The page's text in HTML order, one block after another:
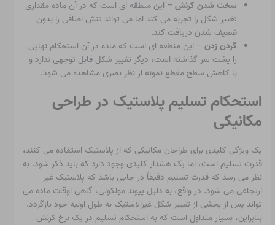
سخت شدن کرنش – این منطقه ای است که در آن ماده مقداری
تغییر شکل را تجربه می کند اما می تواند تنش اضافی را بدون
ضعیف شدن دریافت کند.
گردن زدن – این منطقه ای است که ماده در آن استحکام نهایی
را پشت سر گذاشته است، دیگر تغییر شکل قابل توجهی ندارد و
با کاهش سطح مقطع نمونه از نظر بصری مشاهده می شود.
استحکام تسلیم پلاستیک در طراحی
مکانیکی
یک ویژگی کلیدی برای طراحان مکانیکی که از پلاستیک استفاده می کنند،
قدرت تسلیم است، اما یک هشدار کلیدی وجود دارد که باید ذکر شود. به
نظر می رسد که قدرت تسلیم دقیقاً در جایی باشد که پلاستیک غیر
ارتجاعی می شود. در واقع، به دلیل پیوند مولکولی، گاهی اوقات ماده می
تواند پس از بخشی از تغییر شکل غیرالاستیک به طول اولیه خود بازگردد.
بنابراین، بسیار متداول است که به استحکام تسلیم در یک نرخ کرنش